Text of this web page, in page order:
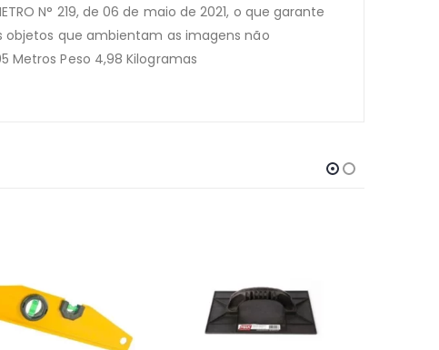
N° 219, de 06 de maio de 2021, o que garante
objetos que ambientam as imagens não
Metros Peso 4,98 Kilogramas